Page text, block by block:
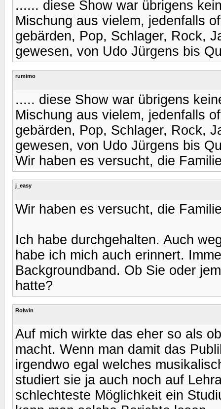
...... diese Show war übrigens
Mischung aus vielem, jedenfalls
gebärden, Pop, Schlager, Rock,
gewesen, von Udo Jürgens bis
rumimo
..... diese Show war übrigens
Mischung aus vielem, jedenfalls
gebärden, Pop, Schlager, Rock,
gewesen, von Udo Jürgens bis
Wir haben es versucht, die
j_easy
Wir haben es versucht, die
Ich habe durchgehalten. Auch
habe ich mich auch erinnert.
Backgroundband. Ob Sie oder
hatte?
Rolwin
Auf mich wirkte das eher so als
macht. Wenn man damit das
irgendwo egal welches
studiert sie ja auch noch auf
schlechteste Möglichkeit ein